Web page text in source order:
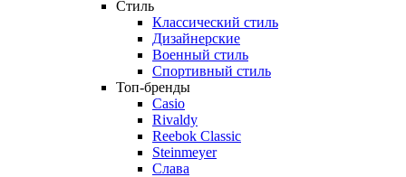
Стиль
Классический стиль
Дизайнерские
Военный стиль
Спортивный стиль
Топ-бренды
Casio
Rivaldy
Reebok Classic
Steinmeyer
Слава